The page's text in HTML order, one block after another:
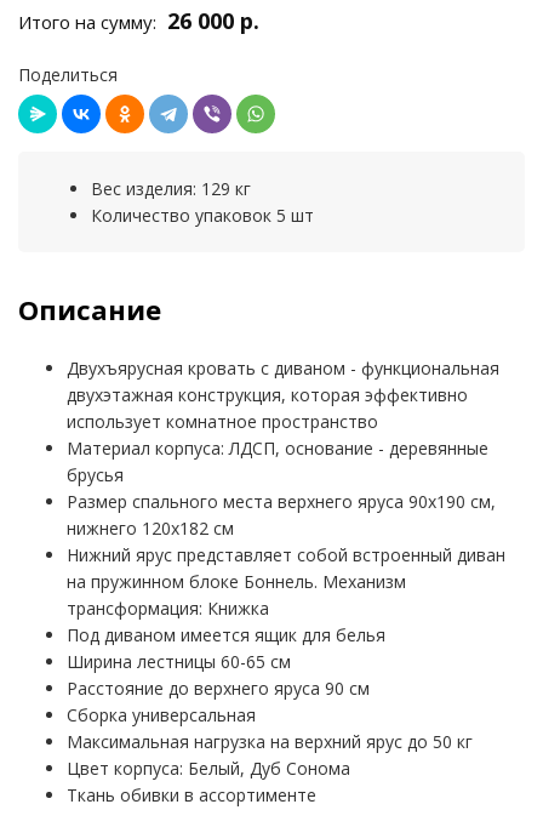
Итого на сумму: 26 000 р.
Поделиться
Вес изделия: 129 кг
Количество упаковок 5 шт
Описание
Двухъярусная кровать с диваном - функциональная
двухэтажная конструкция, которая эффективно
использует комнатное пространство
Материал корпуса: ЛДСП, основание - деревянные
брусья
Размер спального места верхнего яруса 90х190 см,
нижнего 120х182 см
Нижний ярус представляет собой встроенный диван
на пружинном блоке Боннель. Механизм
трансформация: Книжка
Под диваном имеется ящик для белья
Ширина лестницы 60-65 см
Расстояние до верхнего яруса 90 см
Сборка универсальная
Максимальная нагрузка на верхний ярус до 50 кг
Цвет корпуса: Белый, Дуб Сонома
Ткань обивки в ассортименте